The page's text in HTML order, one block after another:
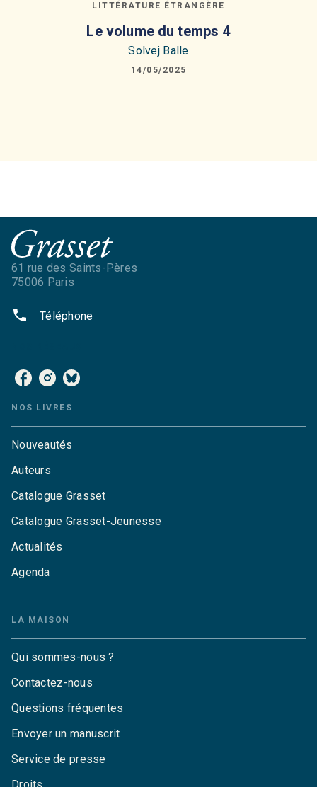
LITTÉRATURE ÉTRANGÈRE
Le volume du temps 4
Solvej Balle
14/05/2025
61 rue des Saints-Pères
75006 Paris
phone Téléphone
NOS LIVRES
Nouveautés
Auteurs
Catalogue Grasset
Catalogue Grasset-Jeunesse
Actualités
Agenda
LA MAISON
Qui sommes-nous ?
Contactez-nous
Questions fréquentes
Envoyer un manuscrit
Service de presse